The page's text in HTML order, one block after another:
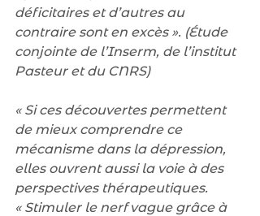
déficitaires et d’autres au
contraire sont en excès ». (Étude
conjointe de l’Inserm, de l’institut
Pasteur et du CNRS)
« Si ces découvertes permettent
de mieux comprendre ce
mécanisme dans la dépression,
elles ouvrent aussi la voie à des
perspectives thérapeutiques.
« Stimuler le nerf vague grâce à